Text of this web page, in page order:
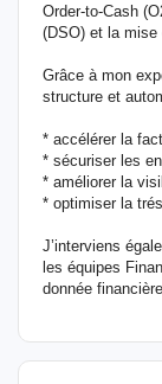
Order-to-Cash
(DSO) et la
Grâce à mon
structure et
* accélérer la
* sécuriser les
* améliorer la
* optimiser la
J’interviens
les équipes
donnée